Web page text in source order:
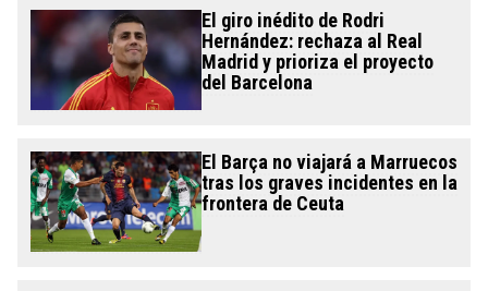
El giro inédito de Rodri
Hernández: rechaza al Real
Madrid y prioriza el proyecto
del Barcelona
El Barça no viajará a Marruecos
tras los graves incidentes en la
frontera de Ceuta